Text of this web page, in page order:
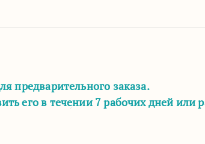
предварительного заказа.
его в течении 7 рабочих дней или